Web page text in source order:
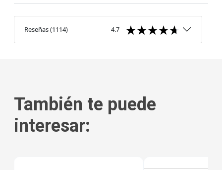
Reseñas(1114) 4.7
También te puede
interesar: